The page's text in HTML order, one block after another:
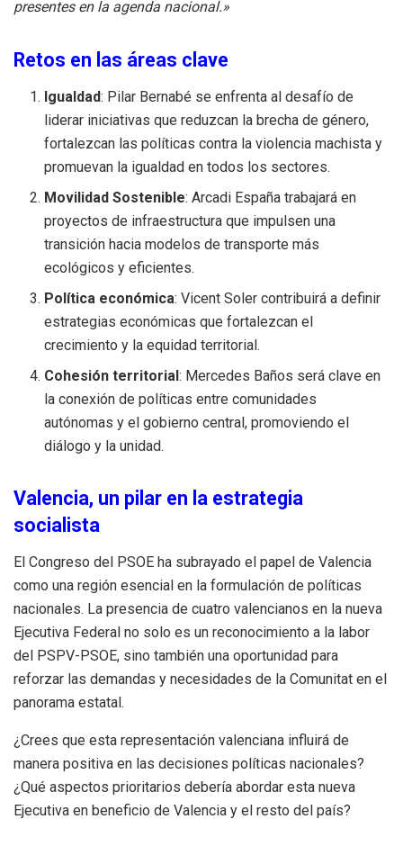
presentes en la agenda nacional.»
Retos en las áreas clave
Igualdad: Pilar Bernabé se enfrenta al desafío de
liderar iniciativas que reduzcan la brecha de género,
fortalezcan las políticas contra la violencia machista y
promuevan la igualdad en todos los sectores.
Movilidad Sostenible: Arcadi España trabajará en
proyectos de infraestructura que impulsen una
transición hacia modelos de transporte más
ecológicos y eficientes.
Política económica: Vicent Soler contribuirá a definir
estrategias económicas que fortalezcan el
crecimiento y la equidad territorial.
Cohesión territorial: Mercedes Baños será clave en
la conexión de políticas entre comunidades
autónomas y el gobierno central, promoviendo el
diálogo y la unidad.
Valencia, un pilar en la estrategia
socialista
El Congreso del PSOE ha subrayado el papel de Valencia
como una región esencial en la formulación de políticas
nacionales. La presencia de cuatro valencianos en la nueva
Ejecutiva Federal no solo es un reconocimiento a la labor
del PSPV-PSOE, sino también una oportunidad para
reforzar las demandas y necesidades de la Comunitat en el
panorama estatal.
¿Crees que esta representación valenciana influirá de
manera positiva en las decisiones políticas nacionales?
¿Qué aspectos prioritarios debería abordar esta nueva
Ejecutiva en beneficio de Valencia y el resto del país?